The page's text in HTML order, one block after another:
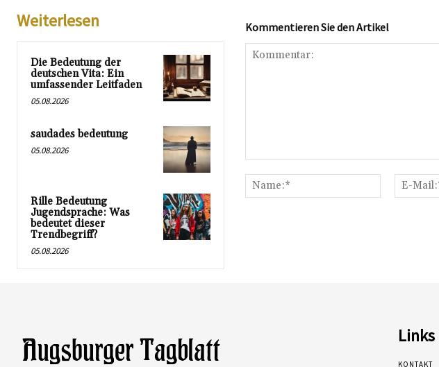
Weiterlesen
Die Bedeutung der
deutschen Vita: Ein
umfassender Leitfaden
05.08.2026
saudades bedeutung
05.08.2026
Rille Bedeutung
Jugendsprache: Was
bedeutet dieser
Trendbegriff?
05.08.2026
Kommentieren Sie den Artikel
Name:*
Links
KONTAKT